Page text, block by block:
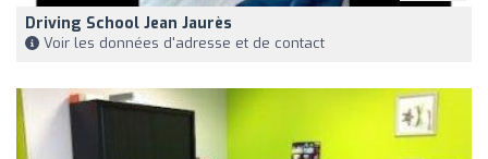
Driving School Jean Jaurès
Voir les données d'adresse et de contact